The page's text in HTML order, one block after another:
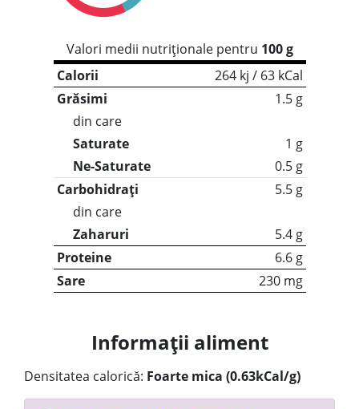
Valori medii nutriționale pentru 100 g
Calorii
264 kj / 63 kCal
Grăsimi
1.5 g
din care
Saturate
1 g
Ne-Saturate
0.5 g
Carbohidrați
5.5 g
din care
Zaharuri
5.4 g
Proteine
6.6 g
Sare
230 mg
Informații aliment
Densitatea calorică: Foarte mica (0.63kCal/g)